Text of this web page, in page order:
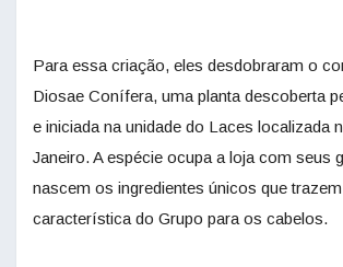
Para essa criação, eles desdobraram o
Diosae Conífera, uma planta descoberta
e iniciada na unidade do Laces localizada
Janeiro. A espécie ocupa a loja com seus
nascem os ingredientes únicos que
característica do Grupo para os cabelos.